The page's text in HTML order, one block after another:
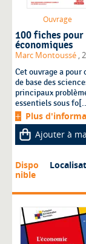
Ouvrage
100 fiches pour
économiques
Marc Montoussé ,
Cet ouvrage a
de base des
principaux
essentiels sous
Plus
Ajouter à
Dispo
nible